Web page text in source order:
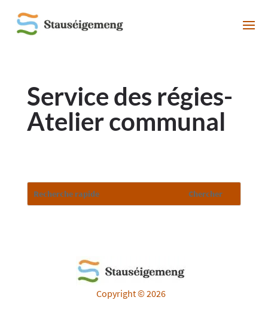
Service des régies-
Atelier communal
Copyright © 2026